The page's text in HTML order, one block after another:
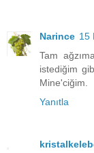
Narince 15
Tam
istediğim
Mine'ciğim.
Yanıtla